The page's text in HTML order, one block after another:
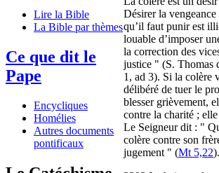
Lire la Bible
La Bible par thèmes
Ce que dit le
Pape
Encycliques
Homélies
Autres documents
pontificaux
Désirer la
qu’il faut punir est
louable d’imposer
la correction des
justice " (S. Thomas
1, ad 3). Si la colère
délibéré de tuer le
blesser grièvement,
contre la charité ;
Le Seigneur dit : "
colère contre son
jugement " (Mt 5,22).